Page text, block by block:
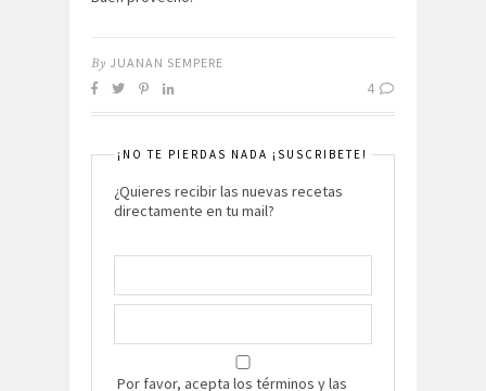
By JUANAN SEMPERE
4
¡NO TE PIERDAS NADA ¡SUSCRIBETE!
¿Quieres recibir las nuevas recetas
directamente en tu mail?
Por favor, acepta los términos y las